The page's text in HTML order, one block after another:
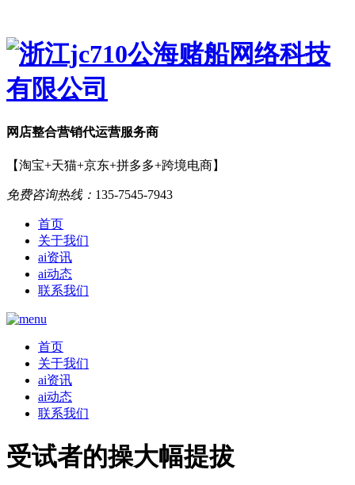
网店整合营销代运营服务商
【淘宝+天猫+京东+拼多多+跨境电商】
免费咨询热线： 135-7545-7943
首页
关于我们
ai资讯
ai动态
联系我们
首页
关于我们
ai资讯
ai动态
联系我们
受试者的操大幅提拔